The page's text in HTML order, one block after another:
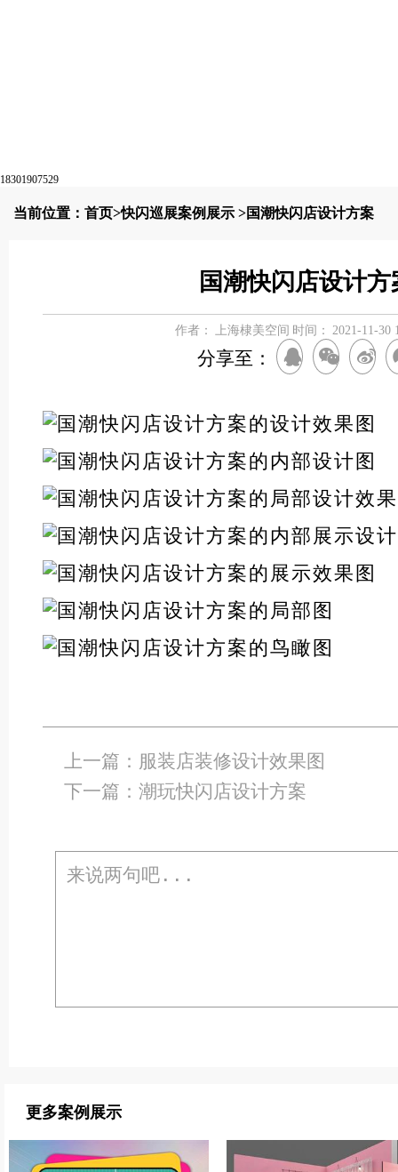
18301907529
当前位置： 首页>快闪巡展案例展示>国潮快闪店设计方案
国潮快闪店设计方
作者： 上海棣美空间 时间： 2021-11-30
分享至：
上一篇： 服装店装修设计效果图
下一篇：潮玩快闪店设计方案
更多案例展示